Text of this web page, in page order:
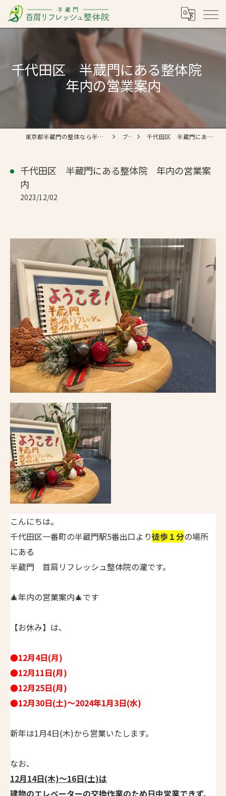
千代田区 半蔵門にある整体院
年内の営業案内
東京都半蔵門の整体なら半蔵門 首肩リフレッシュ整体院 ブログ 千代田区 半蔵門にある整体院 年内の営業案内
千代田区 半蔵門にある整体院 年内の営業案
内
2023/12/02
こんにちは。
千代田区一番町の半蔵門駅5番出口より徒歩１分の場所
にある
半蔵門 首肩リフレッシュ整体院の瀧です。
🎄年内の営業案内🎄です
【お休み】は、
●12月4日(月)
●12月11日(月)
●12月25日(月)
●12月30日(土)～2024年1月3日(水)
新年は1月4日(木)から営業いたします。
なお、
12月14日(木)～16日(土)は
建物のエレベーターの交換作業のため日中営業できず、